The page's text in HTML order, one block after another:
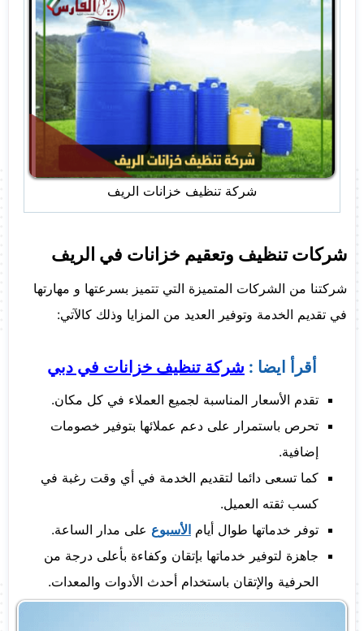
شركة تنظيف خزانات الريف
شركات تنظيف وتعقيم خزانات في الريف
شركتنا من الشركات المتميزة التي تتميز بسرعتها و مهارتها
في تقديم الخدمة وتوفير العديد من المزايا وذلك كالآتي:
أقرأ ايضا : شركة تنظيف خزانات في دبي
تقدم الأسعار المناسبة لجميع العملاء في كل مكان.
تحرص باستمرار على دعم عملائها بتوفير خصومات
إضافية.
كما تسعى دائما لتقديم الخدمة في أي وقت رغبة في
كسب ثقته العميل.
توفر خدماتها طوال أيام الأسبوع على مدار الساعة.
جاهزة لتوفير خدماتها بإتقان وكفاءة بأعلى درجة من
الحرفية والإتقان باستخدام أحدث الأدوات والمعدات.